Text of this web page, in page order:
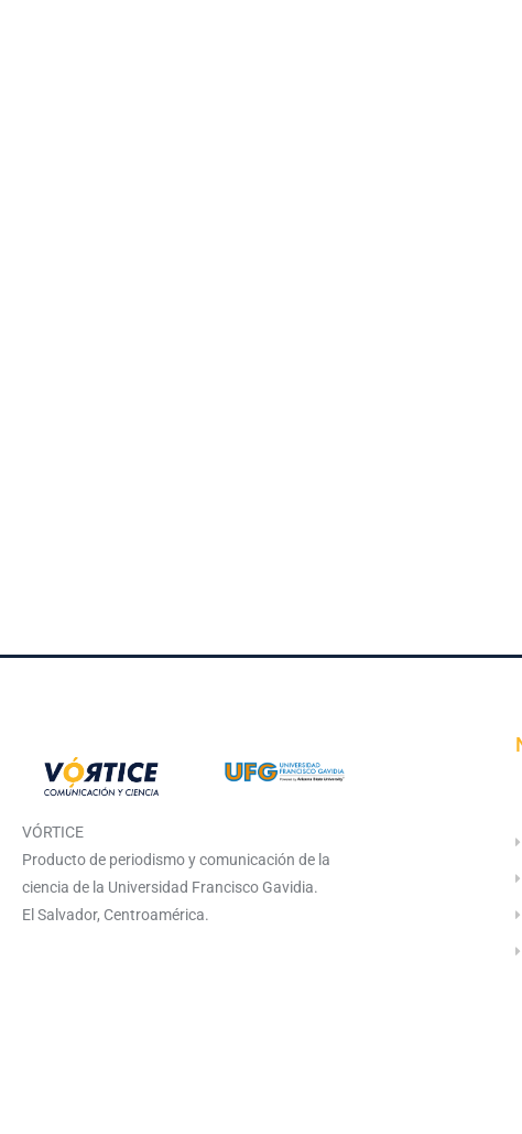
VÓRTICE
Producto de periodismo y comunicación de la
ciencia de la Universidad Francisco Gavidia.
El Salvador, Centroamérica.